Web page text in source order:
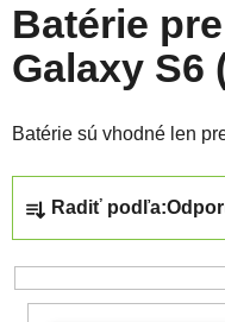
Batérie
Galaxy S6
Batérie sú vhodné len
Radiť podľa: